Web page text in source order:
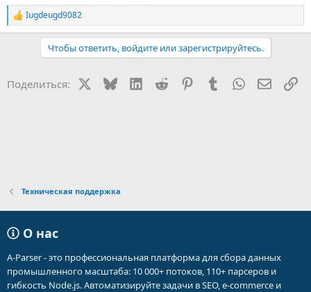
Р
е
и
Iugdeugd9082
Чтобы ответить, войдите или зарегистрируйтесь.
Поделиться: BlueskyLinkedIn
Reddit PinterestTumblr WhatsApp
Техническая поддержка
О нас
A-Parser - это профессиональная платформа для сбора данных
промышленного масштаба: 10 000+ потоков, 110+ парсеров и
гибкость Node.js. Автоматизируйте задачи в SEO, e-commerce и